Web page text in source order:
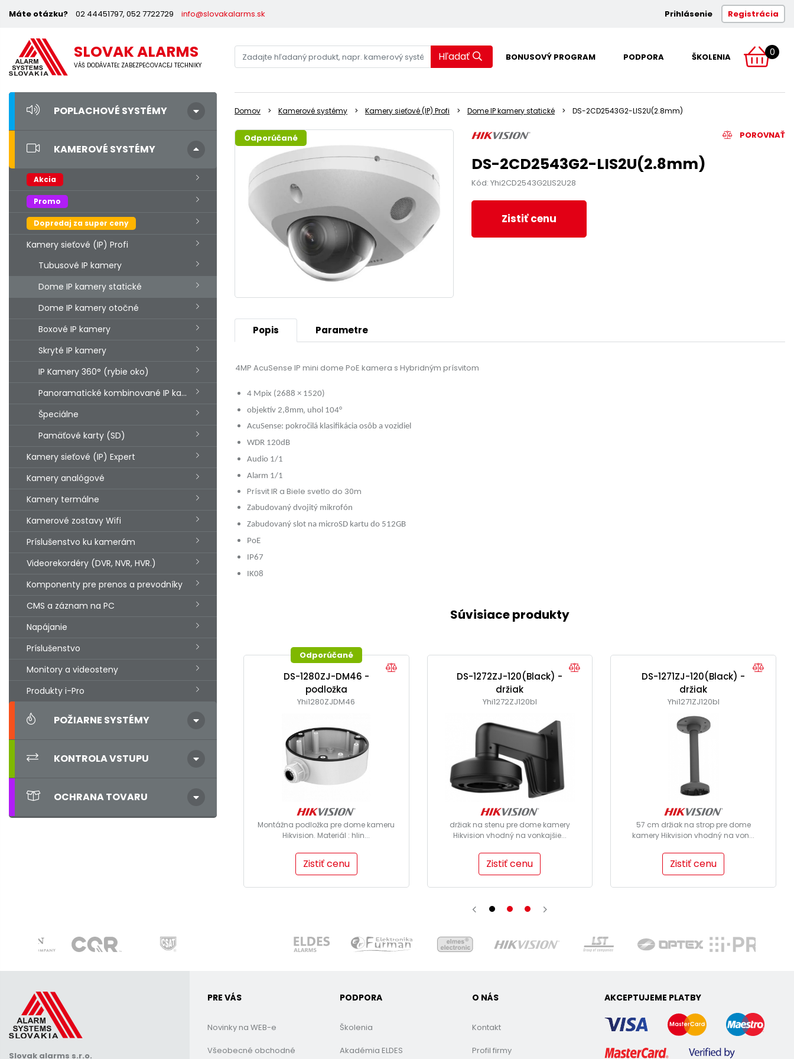
Máte otázku? 02 44451797, 052 7722729 info@slovakalarms.sk Prihlásenie Registrácia
SLOVAK ALARMS
VÁŠ DODÁVATEĽ ZABEZPEČOVACEJ TECHNIKY
Hľadať BONUSOVÝ PROGRAM PODPORA ŠKOLENIA 0
POPLACHOVÉ SYSTÉMY
KAMEROVÉ SYSTÉMY
Akcia
Promo
Dopredaj za super ceny
Kamery sieťové (IP) Profi
Tubusové IP kamery
Dome IP kamery statické
Dome IP kamery otočné
Boxové IP kamery
Skryté IP kamery
IP Kamery 360° (rybie oko)
Panoramatické kombinované IP kamery
Špeciálne
Pamäťové karty (SD)
Kamery sieťové (IP) Expert
Kamery analógové
Kamery termálne
Kamerové zostavy Wifi
Príslušenstvo ku kamerám
Videorekordéry (DVR, NVR, HVR.)
Komponenty pre prenos a prevodníky
CMS a záznam na PC
Napájanie
Príslušenstvo
Monitory a videosteny
Produkty i-Pro
POŽIARNE SYSTÉMY
KONTROLA VSTUPU
OCHRANA TOVARU
Domov Kamerové systémy Kamery sieťové (IP) Profi Dome IP kamery statické DS-2CD2543G2-LIS2U(2.8mm)
Odporúčané POROVNAŤ
DS-2CD2543G2-LIS2U(2.8mm)
Kód: Yhi2CD2543G2LIS2U28
Zistiť cenu
Popis Parametre
4MP AcuSense IP mini dome PoE kamera s Hybridným prísvitom
4 Mpix (2688 × 1520)
objektív 2,8mm, uhol 104°
AcuSense: pokročilá klasifikácia osôb a vozidiel
WDR 120dB
Audio 1/1
Alarm 1/1
Prísvit IR a Biele svetlo do 30m
Zabudovaný dvojitý mikrofón
Zabudovaný slot na microSD kartu do 512GB
PoE
IP67
IK08
Súvisiace produkty
Odporúčané
DS-1280ZJ-DM46 -
podložka
Yhi1280ZJDM46
Montážna podložka pre dome kameru
Hikvision. Materiál : hlin...
Zistiť cenu
DS-1272ZJ-120(Black) -
držiak
Yhi1272ZJ120bl
držiak na stenu pre dome kamery
Hikvision vhodný na vonkajšie...
Zistiť cenu
DS-1271ZJ-120(Black) -
držiak
Yhi1271ZJ120bl
57 cm držiak na strop pre dome
kamery Hikvision vhodný na von...
Zistiť cenu
Slovak alarms s.r.o.
PRE VÁS
Novinky na WEB-e
Všeobecné obchodné
PODPORA
Školenia
Akadémia ELDES
O NÁS
Kontakt
Profil firmy
AKCEPTUJEME PLATBY